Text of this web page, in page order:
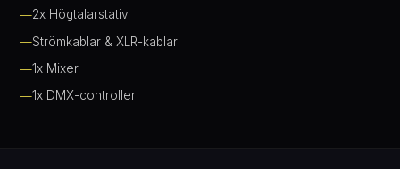
2x Högtalarstativ
Strömkablar & XLR-kablar
1x Mixer
1x DMX-controller